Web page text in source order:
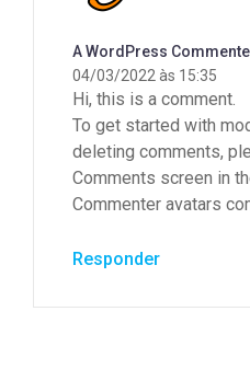
A WordPress
04/03/2022 às 15:35
Hi, this is a comment.
To get started with
deleting comments,
Comments screen in
Commenter avatars
Responder